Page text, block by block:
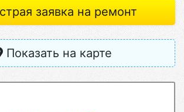
заявка на ремонт
Показать на карте